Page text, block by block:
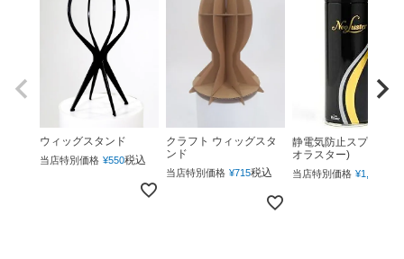
ウィッグスタンド
当店特別価格 ¥550税込
クラフト ウィッグスタ
ンド
当店特別価格 ¥715税込
静電気防止スプレー(ネ
オラスター)
当店特別価格 ¥1,760